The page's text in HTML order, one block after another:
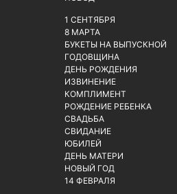
1 СЕНТЯБРЯ
8 МАРТА
БУКЕТЫ НА ВЫПУСКНОЙ
ГОДОВЩИНА
ДЕНЬ РОЖДЕНИЯ
ИЗВИНЕНИЕ
КОМПЛИМЕНТ
РОЖДЕНИЕ РЕБЕНКА
СВАДЬБА
СВИДАНИЕ
ЮБИЛЕЙ
ДЕНЬ МАТЕРИ
НОВЫЙ ГОД
14 ФЕВРАЛЯ